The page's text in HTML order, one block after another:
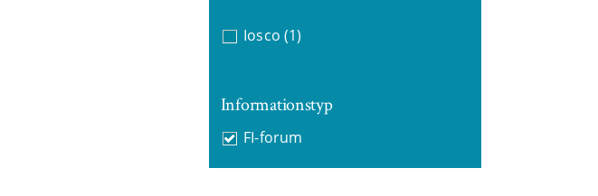
Iosco (1)
Informationstyp
FI-forum